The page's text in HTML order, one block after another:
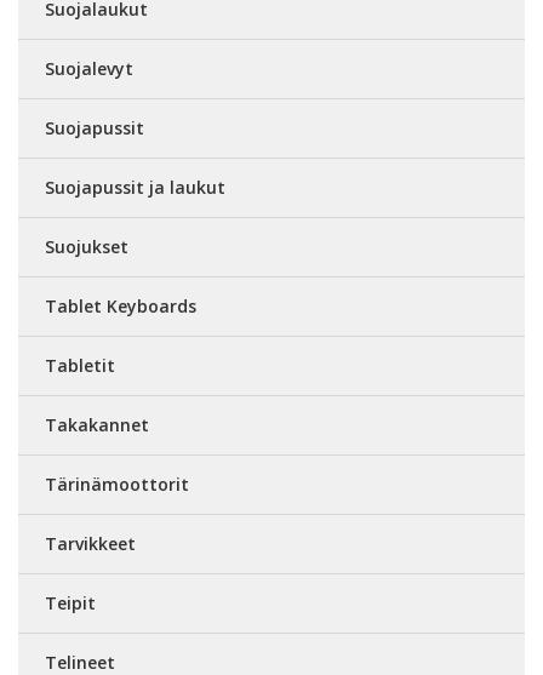
Suojalaukut
Suojalevyt
Suojapussit
Suojapussit ja laukut
Suojukset
Tablet Keyboards
Tabletit
Takakannet
Tärinämoottorit
Tarvikkeet
Teipit
Telineet